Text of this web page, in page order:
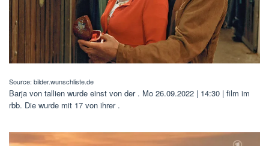
Source: bilder.wunschliste.de
Barja von tallien wurde einst von der . Mo 26.09.2022 | 14:30 | film im
rbb. Die wurde mit 17 von ihrer .